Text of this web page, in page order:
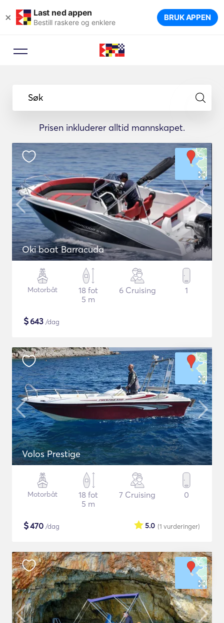
× Last ned appen
Bestill raskere og enklere BRUK APPEN
Søk
Prisen inkluderer alltid mannskapet.
Oki boat Barracuda
Motorbåt
18 fot
5 m
6 Cruising 1
$643 /dag
Volos Prestige
Motorbåt
18 fot
5 m
7 Cruising 0
$470 /dag (1 vurderinger)
5.0